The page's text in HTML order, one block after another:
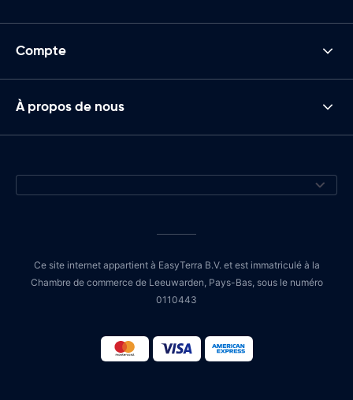
Compte
À propos de nous
Ce site internet appartient à EasyTerra B.V. et est immatriculé à la
Chambre de commerce de Leeuwarden, Pays-Bas, sous le numéro
0110443